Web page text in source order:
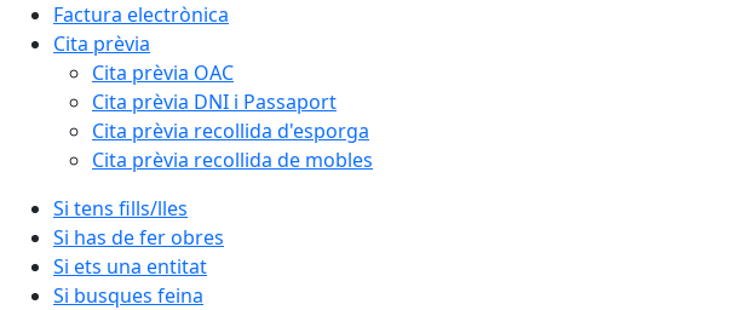
Factura electrònica
Cita prèvia
Cita prèvia OAC
Cita prèvia DNI i Passaport
Cita prèvia recollida d'esporga
Cita prèvia recollida de mobles
Si tens fills/lles
Si has de fer obres
Si ets una entitat
Si busques feina